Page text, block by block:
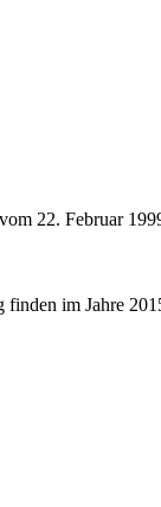
22. Februar
im Jahre